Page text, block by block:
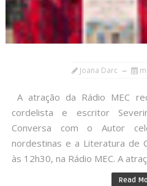
Joana Darc
A atração da Rádio MEC
cordelista e escritor
Conversa com o Autor
nordestinas e a Literatura de
às 12h30, na Rádio MEC. A
Read